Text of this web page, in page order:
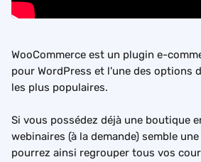
WooCommerce est un plugin e-
pour WordPress et l'une des options
les plus populaires.
Si vous possédez déjà une boutique
webinaires (à la demande) semble
pourrez ainsi regrouper tous vos